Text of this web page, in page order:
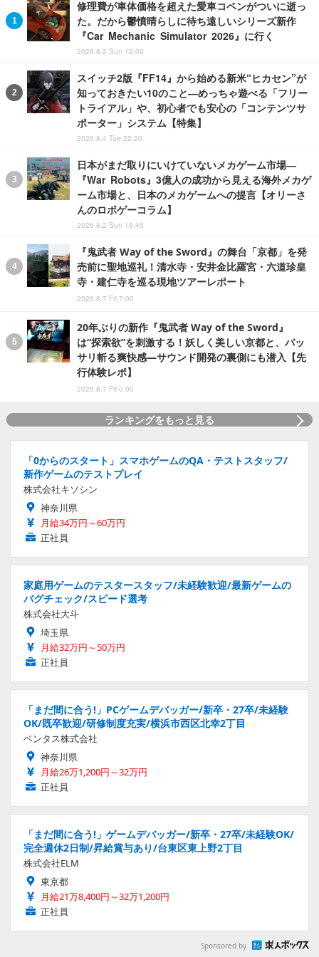
修理費が車体価格を超えた愛車コペンがついに逝っ
た。だから鬱憤晴らしに待ち遠しいシリーズ新作
『Car Mechanic Simulator 2026』に行く
2026.8.2 Sun 12:00
スイッチ2版『FF14』から始める新米“ヒカセン”が
知っておきたい10のこと―めっちゃ遊べる「フリー
トライアル」や、初心者でも安心の「コンテンツサ
ポーター」システム【特集】
2026.8.4 Tue 22:20
日本がまだ取りにいけていないメカゲーム市場―
『War Robots』3億人の成功から見える海外メカゲ
ーム市場と、日本のメカゲームへの提言【オリーさ
んのロボゲーコラム】
2026.8.2 Sun 18:45
『鬼武者 Way of the Sword』の舞台「京都」を発
売前に聖地巡礼！清水寺・安井金比羅宮・六道珍皇
寺・建仁寺を巡る現地ツアーレポート
2026.8.7 Fri 7:00
20年ぶりの新作『鬼武者 Way of the Sword』
は“探索欲”を刺激する！妖しく美しい京都と、バッ
サリ斬る爽快感―サウンド開発の裏側にも潜入【先
行体験レポ】
2026.8.7 Fri 0:00
ランキングをもっと見る
「0からのスタート」スマホゲームのQA・テストスタッフ/
新作ゲームのテストプレイ
株式会社キソシン
神奈川県
月給34万円～60万円
正社員
家庭用ゲームのテスタースタッフ/未経験歓迎/最新ゲームの
バグチェック/スピード選考
株式会社大斗
埼玉県
月給32万円～50万円
正社員
「まだ間に合う!」PCゲームデバッガー/新卒・27卒/未経験
OK/既卒歓迎/研修制度充実/横浜市西区北幸2丁目
ベンタス株式会社
神奈川県
月給26万1,200円～32万円
正社員
「まだ間に合う!」ゲームデバッガー/新卒・27卒/未経験OK/
完全週休2日制/昇給賞与あり/台東区東上野2丁目
株式会社ELM
東京都
月給21万8,400円～32万1,200円
正社員
Sponsored by